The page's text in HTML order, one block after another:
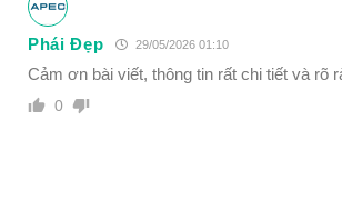
Phái Đẹp 29/05/2026 01:10
Cảm ơn bài viết, thông tin rất chi tiết và rõ
0